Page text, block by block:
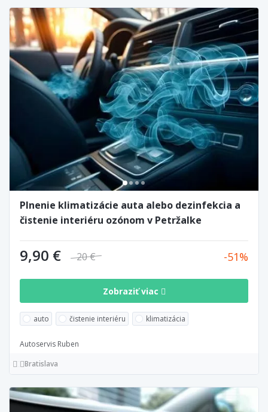
Plnenie klimatizácie auta alebo dezinfekcia a
čistenie interiéru ozónom v Petržalke
9,90 € 20 € 51
Zobraziť viac
auto čistenie interiéru klimatizácia
Autoservis Ruben
Bratislava